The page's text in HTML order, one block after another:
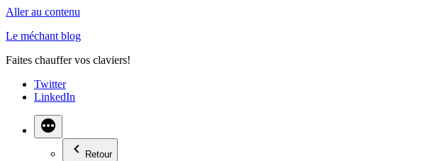
Aller au contenu
Le méchant blog
Faites chauffer vos claviers!
Twitter
LinkedIn
Retour